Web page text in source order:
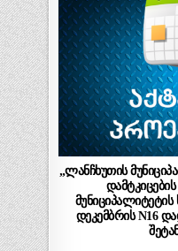
„ლანჩხუთის
დეკემბრის N16